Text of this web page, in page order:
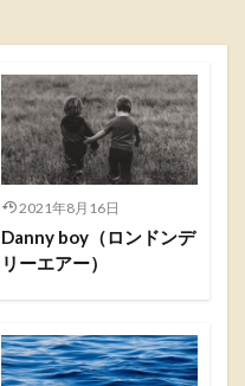
2021年8月16日
Danny boy（ロンドンデ
リーエアー）